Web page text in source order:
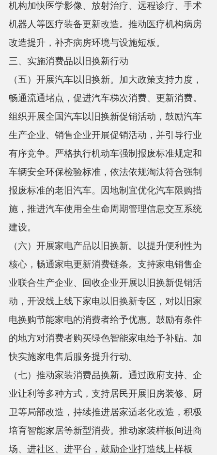
机构加快医学影像、放射治疗、远程诊疗、手术
机器人等医疗装备更新改造。推动医疗机构病房
改造提升，补齐病房环境与设施短板。
三、实施消费品以旧换新行动
（五）开展汽车以旧换新。 加大政策支持力度，
畅通流通堵点，促进汽车梯次消费、更新消费。
组织开展全国汽车以旧换新促销活动，鼓励汽车
生产企业、销售企业开展促销活动，并引导行业
有序竞争。严格执行机动车强制报废标准规定和
车辆安全环保检验标准，依法依规淘汰符合强制
报废标准的老旧汽车。因地制宜优化汽车限购措
施，推进汽车使用全生命周期管理信息交互系统
建设。
（六）开展家电产品以旧换新。
以提升便利性为
核心，畅通家电更新消费链条。支持家电销售企
业联合生产企业、回收企业开展以旧换新促销活
动，开设线上线下家电以旧换新专区，对以旧家
电换购节能家电的消费者给予优惠。鼓励有条件
的地方对消费者购买绿色智能家电给予补贴。加
快实施家电售后服务提升行动。
（七）推动家装消费品换新。 通过政府支持、企
业让利等多种方式，支持居民开展旧房装修、厨
卫等局部改造，持续推进居家适老化改造，积极
培育智能家居等新型消费。推动家装样板间进商
场、进社区、进平台，鼓励企业打造线上样板